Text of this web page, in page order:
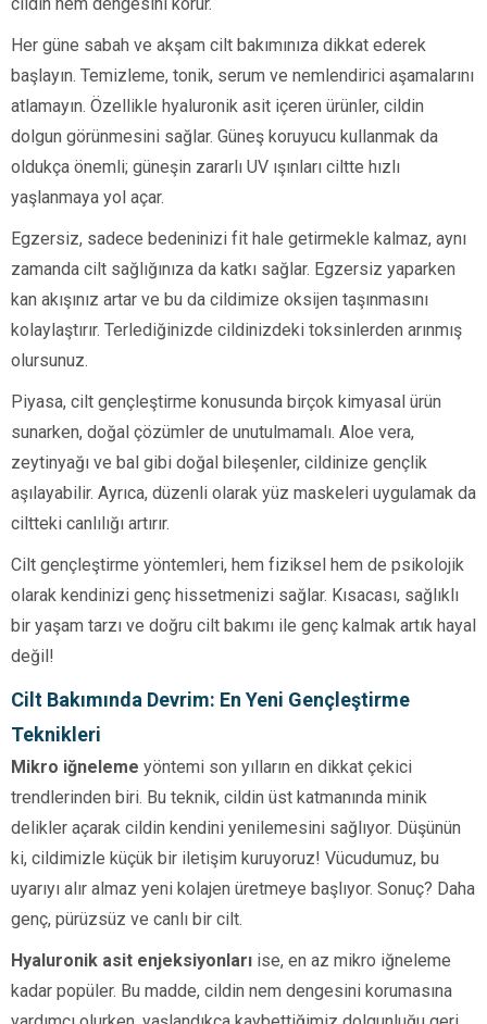
Her güne sabah ve akşam cilt bakımınıza dikkat ederek
başlayın. Temizleme, tonik, serum ve nemlendirici aşamalarını
atlamayın. Özellikle hyaluronik asit içeren ürünler, cildin
dolgun görünmesini sağlar. Güneş koruyucu kullanmak da
oldukça önemli; güneşin zararlı UV ışınları ciltte hızlı
yaşlanmaya yol açar.
Egzersiz, sadece bedeninizi fit hale getirmekle kalmaz, aynı
zamanda cilt sağlığınıza da katkı sağlar. Egzersiz yaparken
kan akışınız artar ve bu da cildimize oksijen taşınmasını
kolaylaştırır. Terlediğinizde cildinizdeki toksinlerden arınmış
olursunuz.
Piyasa, cilt gençleştirme konusunda birçok kimyasal ürün
sunarken, doğal çözümler de unutulmamalı. Aloe vera,
zeytinyağı ve bal gibi doğal bileşenler, cildinize gençlik
aşılayabilir. Ayrıca, düzenli olarak yüz maskeleri uygulamak da
ciltteki canlılığı artırır.
Cilt gençleştirme yöntemleri, hem fiziksel hem de psikolojik
olarak kendinizi genç hissetmenizi sağlar. Kısacası, sağlıklı
bir yaşam tarzı ve doğru cilt bakımı ile genç kalmak artık hayal
değil!
Cilt Bakımında Devrim: En Yeni Gençleştirme
Teknikleri
Mikro iğneleme yöntemi son yılların en dikkat çekici
trendlerinden biri. Bu teknik, cildin üst katmanında minik
delikler açarak cildin kendini yenilemesini sağlıyor. Düşünün
ki, cildimizle küçük bir iletişim kuruyoruz! Vücudumuz, bu
uyarıyı alır almaz yeni kolajen üretmeye başlıyor. Sonuç? Daha
genç, pürüzsüz ve canlı bir cilt.
Hyaluronik asit enjeksiyonları ise, en az mikro iğneleme
kadar popüler. Bu madde, cildin nem dengesini korumasına